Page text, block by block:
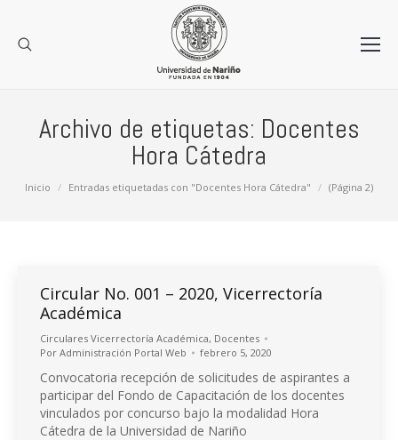
Archivo de etiquetas: Docentes
Hora Cátedra
Estás aquí:
Inicio Entradas etiquetadas con "Docentes Hora Cátedra" (Página 2)
Circular No. 001 – 2020, Vicerrectoría
Académica
Circulares Vicerrectoría Académica, Docentes
Por Administración Portal Web febrero 5, 2020
Convocatoria recepción de solicitudes de aspirantes a
participar del Fondo de Capacitación de los docentes
vinculados por concurso bajo la modalidad Hora
Cátedra de la Universidad de Nariño